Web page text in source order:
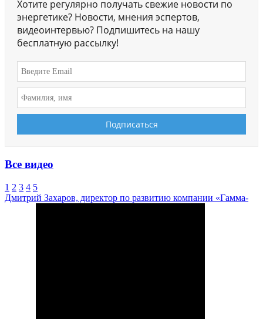
Хотите регулярно получать свежие новости по
энергетике? Новости, мнения эспертов,
видеоинтервью? Подпишитесь на нашу
бесплатную рассылку!
Все видео
1 2 3 4 5
Дмитрий Захаров, директор по развитию компании «Гамма-